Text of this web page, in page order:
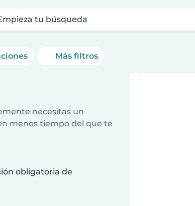
tu búsqueda
Más filtros
necesitas un
menos tiempo del que te
obligatoria de